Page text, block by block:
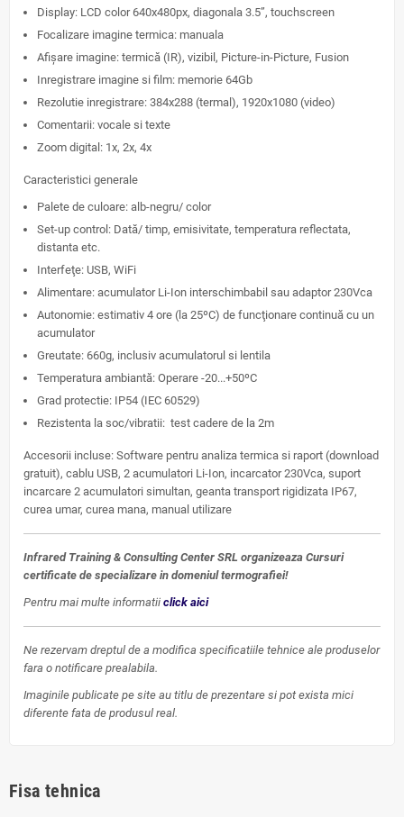
Display: LCD color 640x480px, diagonala 3.5”, touchscreen
Focalizare imagine termica: manuala
Afișare imagine: termică (IR), vizibil, Picture-in-Picture, Fusion
Inregistrare imagine si film: memorie 64Gb
Rezolutie inregistrare: 384x288 (termal), 1920x1080 (video)
Comentarii: vocale si texte
Zoom digital: 1x, 2x, 4x
Caracteristici generale
Palete de culoare: alb-negru/ color
Set-up control: Dată/ timp, emisivitate, temperatura reflectata,
distanta etc.
Interfeţe: USB, WiFi
Alimentare: acumulator Li-Ion interschimbabil sau adaptor 230Vca
Autonomie: estimativ 4 ore (la 25ºC) de funcţionare continuă cu un
acumulator
Greutate: 660g, inclusiv acumulatorul si lentila
Temperatura ambiantă: Operare -20...+50ºC
Grad protectie: IP54 (IEC 60529)
Rezistenta la soc/vibratii: test cadere de la 2m
Accesorii incluse: Software pentru analiza termica si raport (download
gratuit), cablu USB, 2 acumulatori Li-Ion, incarcator 230Vca, suport
incarcare 2 acumulatori simultan, geanta transport rigidizata IP67,
curea umar, curea mana, manual utilizare
Infrared Training & Consulting Center SRL organizeaza Cursuri
certificate de specializare in domeniul termografiei!
Pentru mai multe informatii click aici
Ne rezervam dreptul de a modifica specificatiile tehnice ale produselor
fara o notificare prealabila.
Imaginile publicate pe site au titlu de prezentare si pot exista mici
diferente fata de produsul real.
Fisa tehnica